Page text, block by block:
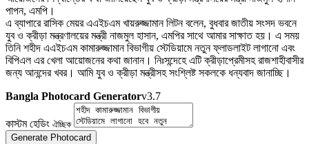
পাপন, এমপি।
এ ব্যাপারে রাসিক মেয়র এএইচএম খায়রুজ্জামান লিটন বলেন, বুধবার জাতীয় সংসদ ভবনে
যুব ও ক্রীড়া মন্ত্রণালয়ের মন্ত্রী নাজমুল হাসান, এমপির সাথে আমার সাক্ষাত হয়। এ সময়
তিনি শহীদ এএইচএম কামারুজ্জামান বিভাগীয় স্টেডিয়ামে নতুন ফ্লাডলাইট লাগানো এবং
বিপিএল এর খেলা আয়োজনের কথা জানান। নিঃসন্দেহে এটি ক্রীড়াপ্রেমীসহ রাজশাহীবাসীর
জন্য আনন্দের খবর। আমি যুব ও ক্রীড়া মন্ত্রীসহ সংশ্লিষ্ট সকলকে ধন্যবাদ জানাচ্ছি।
Bangla Photocard Generatorv3.7
কাস্টম হেডিং ঐচ্ছিক
Generate Photocard